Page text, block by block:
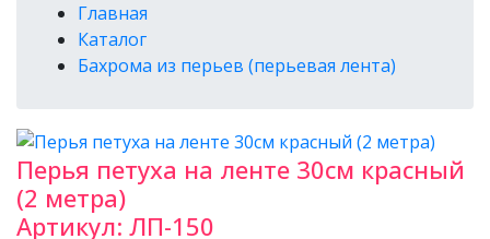
Главная
Каталог
Бахрома из перьев (перьевая лента)
Перья петуха на ленте 30см красный
(2 метра)
Артикул: ЛП-150